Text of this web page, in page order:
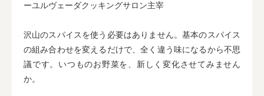
ーユルヴェーダクッキングサロン主宰
沢山のスパイスを使う必要はありません。基本のスパイス
の組み合わせを変えるだけで、全く違う味になるから不思
議です。いつものお野菜を、新しく変化させてみません
か。